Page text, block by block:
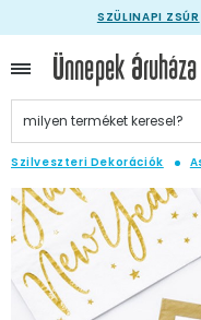
SZÜLINAPI ZSÚR
Szilveszteri Dekorációk